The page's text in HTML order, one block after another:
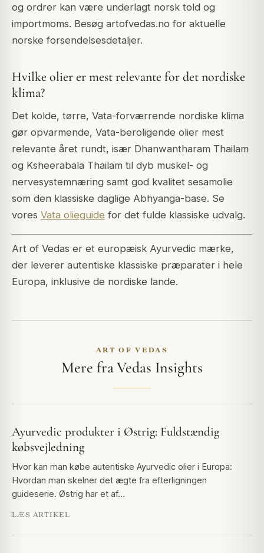
og ordrer kan være underlagt norsk told og
importmoms. Besøg artofvedas.no for aktuelle
norske forsendelsesdetaljer.
Hvilke olier er mest relevante for det nordiske
klima?
Det kolde, tørre, Vata-forværrende nordiske klima
gør opvarmende, Vata-beroligende olier mest
relevante året rundt, især Dhanwantharam Thailam
og Ksheerabala Thailam til dyb muskel- og
nervesystemnæring samt god kvalitet sesamolie
som den klassiske daglige Abhyanga-base. Se
vores Vata olieguide for det fulde klassiske udvalg.
Art of Vedas er et europæisk Ayurvedic mærke,
der leverer autentiske klassiske præparater i hele
Europa, inklusive de nordiske lande.
ART OF VEDAS
Mere fra Vedas Insights
Ayurvedic produkter i Østrig: Fuldstændig
købsvejledning
Hvor kan man købe autentiske Ayurvedic olier i Europa:
Hvordan man skelner det ægte fra efterligningen
guideserie. Østrig har et af…
LÆS ARTIKEL